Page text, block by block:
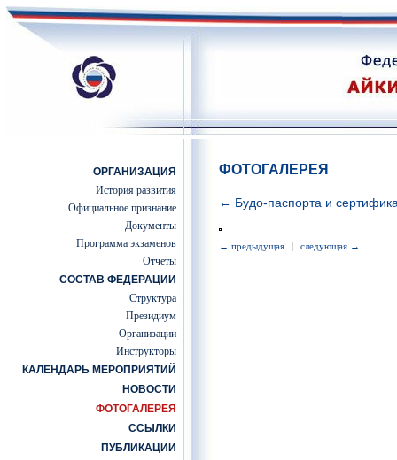
ОРГАНИЗАЦИЯ
История развития
Официальное признание
Документы
Программа экзаменов
Отчеты
СОСТАВ ФЕДЕРАЦИИ
Структура
Президиум
Организации
Инструкторы
КАЛЕНДАРЬ МЕРОПРИЯТИЙ
НОВОСТИ
ФОТОГАЛЕРЕЯ
ССЫЛКИ
ПУБЛИКАЦИИ
ФОТОГАЛЕРЕЯ
← Будо-паспорта и
← предыдущая | следующая →